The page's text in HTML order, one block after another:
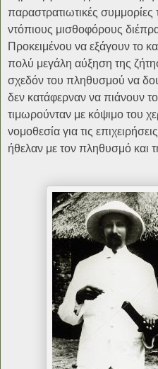
παραστρατιωτικές
ντόπιους μισθοφόρους
Προκειμένου να εξάγουν το
πολύ μεγάλη αύξηση της
σχεδόν του πληθυσμού να
δεν κατάφερναν να πιάνουν
τιμωρούνταν με κόψιμο του
νομοθεσία για τις
ήθελαν με τον πληθυσμό και